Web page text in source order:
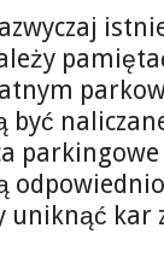
być
uniknąć kar